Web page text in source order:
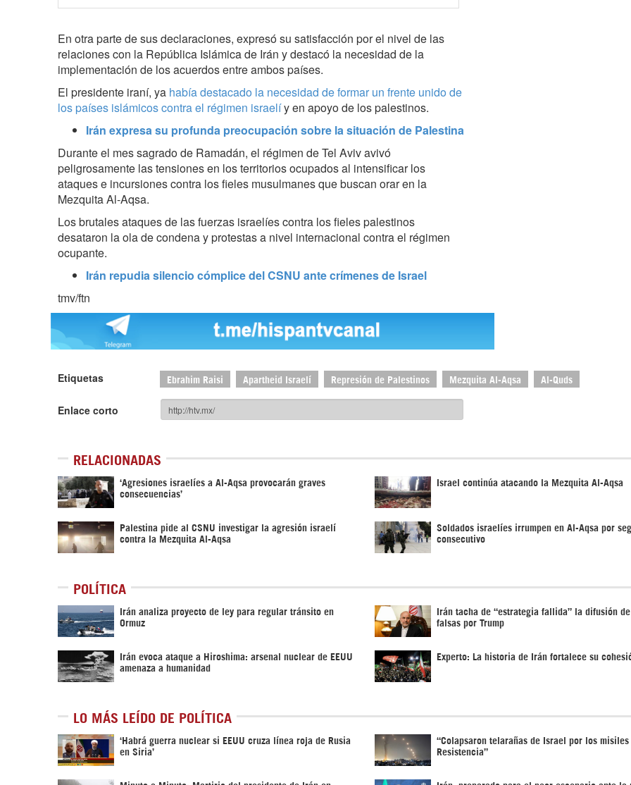
En otra parte de sus declaraciones, expresó su satisfacción por el nivel de las
relaciones con la República Islámica de Irán y destacó la necesidad de la
implementación de los acuerdos entre ambos países.
El presidente iraní, ya había destacado la necesidad de formar un frente unido de
los países islámicos contra el régimen israelíy en apoyo de los palestinos.
Irán expresa su profunda preocupación sobre la situación de Palestina
Durante el mes sagrado de Ramadán, el régimen de Tel Aviv avivó
peligrosamente las tensiones en los territorios ocupados al intensificar los
ataques e incursiones contra los fieles musulmanes que buscan orar en la
Mezquita Al-Aqsa.
Los brutales ataques de las fuerzas israelíes contra los fieles palestinos
desataron la ola de condena y protestas a nivel internacional contra el régimen
ocupante.
Irán repudia silencio cómplice del CSNU ante crímenes de Israel
tmv/ftn
Etiquetas Ebrahim Raisi Apartheid Israelí Represión de Palestinos Mezquita Al-Aqsa Al-Quds
Enlace corto
RELACIONADAS
‘Agresiones israelíes a Al-Aqsa provocarán graves
consecuencias’
Israel continúa atacando la Mezquita Al-Aqsa
Palestina pide al CSNU investigar la agresión israelí
contra la Mezquita Al-Aqsa
Soldados israelíes irrumpen en Al-Aqsa por
consecutivo
POLÍTICA
Irán analiza proyecto de ley para regular tránsito en
Ormuz
Irán tacha de “estrategia fallida” la difusión
falsas por Trump
Irán evoca ataque a Hiroshima: arsenal nuclear de EEUU
amenaza a humanidad
Experto: La historia de Irán fortalece su
LO MÁS LEÍDO DE POLÍTICA
‎‘Habrá guerra nuclear si EEUU cruza línea roja de Rusia
en Siria’‎
“Colapsaron telarañas de Israel por los misiles
Resistencia”